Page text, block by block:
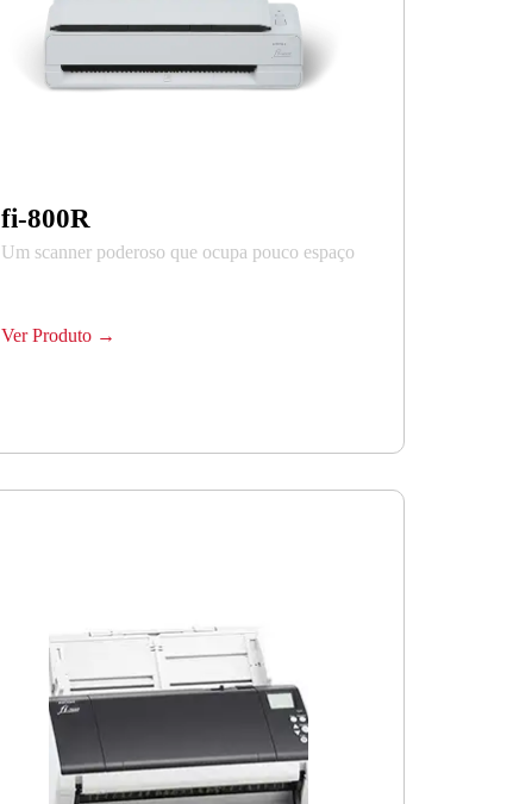
fi-800R
Um scanner poderoso que ocupa pouco espaço
Ver Produto →